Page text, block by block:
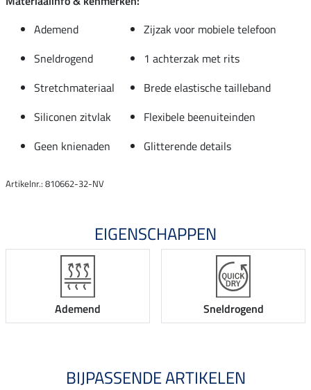
Ademend
Zijzak voor mobiele telefoon
Sneldrogend
1 achterzak met rits
Stretchmateriaal
Brede elastische tailleband
Siliconen zitvlak
Flexibele beenuiteinden
Geen knienaden
Glitterende details
Artikelnr.: 810662-32-NV
EIGENSCHAPPEN
Ademend Sneldrogend
BIJPASSENDE ARTIKELEN